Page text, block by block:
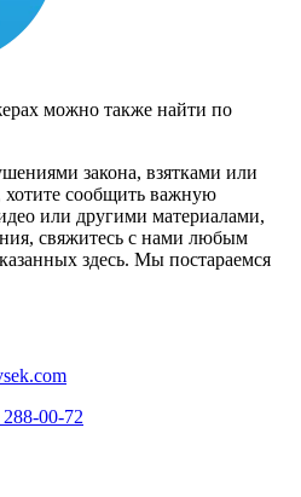
можно также найти по
закона, взятками или
хотите сообщить важную
или другими материалами,
свяжитесь с нами любым
здесь. Мы постараемся
00-72